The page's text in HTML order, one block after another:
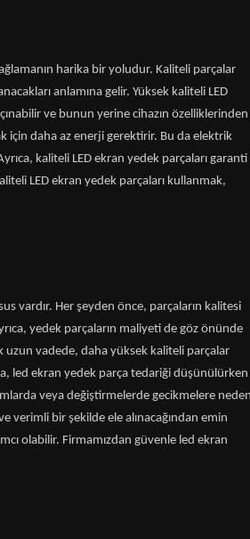
harika bir yoludur. Kaliteli parçalar
anlamına gelir. Yüksek kaliteli LED
ve bunun yerine cihazın özelliklerinden
için daha az enerji gerektirir. Bu da elektrik
kaliteli LED ekran yedek parçaları garanti
LED ekran yedek parçaları kullanmak,
vardır. Her şeyden önce, parçaların kalitesi
yedek parçaların maliyeti de göz önünde
uzun vadede, daha yüksek kaliteli parçalar
led ekran yedek parça tedariği düşünülürken
veya değiştirmelerde gecikmelere
verimli bir şekilde ele alınacağından emin
olabilir. Firmamızdan güvenle led ekran